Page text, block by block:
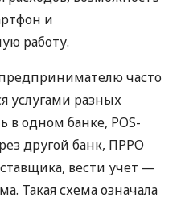
и
работу.
часто
услугами разных
в одном банке, POS-
другой банк, ПРРО
вести учет —
Такая схема означала